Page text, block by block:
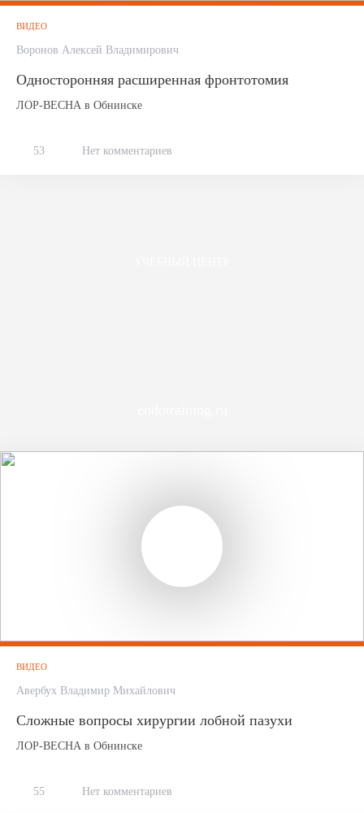
ВИДЕО
Воронов Алексей Владимирович
Односторонняя расширенная фронтотомия
ЛОР-ВЕСНА в Обнинске
53 Нет комментариев
ВИДЕО
Авербух Владимир Михайлович
Сложные вопросы хирургии лобной пазухи
ЛОР-ВЕСНА в Обнинске
55 Нет комментариев